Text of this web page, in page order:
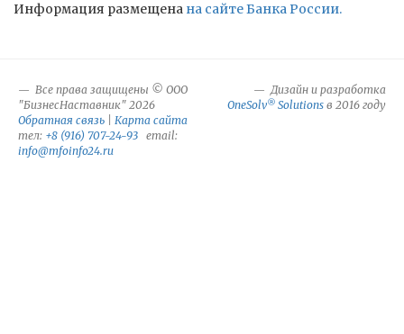
Информация размещена на сайте Банка России.
Все права защищены © ООО
"БизнесНаставник" 2026
Обратная связь
Карта сайта
тел: +8 (916) 707-24-93 email:
info@mfoinfo24.ru
Дизайн и разработка
OneSolv® Solutions в 2016 году